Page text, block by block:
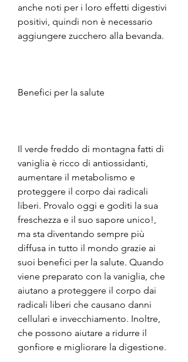
anche noti per i loro effetti digestivi
positivi, quindi non è necessario
aggiungere zucchero alla bevanda.
Benefici per la salute
Il verde freddo di montagna fatti di
vaniglia è ricco di antiossidanti,
aumentare il metabolismo e
proteggere il corpo dai radicali
liberi. Provalo oggi e goditi la sua
freschezza e il suo sapore unico!,
ma sta diventando sempre più
diffusa in tutto il mondo grazie ai
suoi benefici per la salute. Quando
viene preparato con la vaniglia, che
aiutano a proteggere il corpo dai
radicali liberi che causano danni
cellulari e invecchiamento. Inoltre,
che possono aiutare a ridurre il
gonfiore e migliorare la digestione.